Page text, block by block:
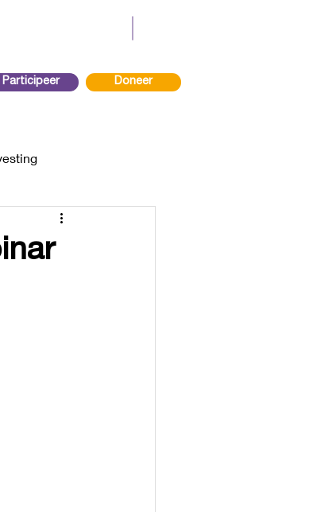
Participeer Doneer